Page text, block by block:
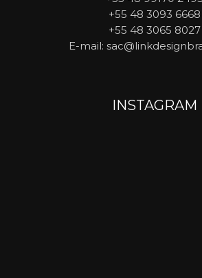
+55 48 3093 6668
+55 48 3065 8027
E-mail:
INSTAGRAM